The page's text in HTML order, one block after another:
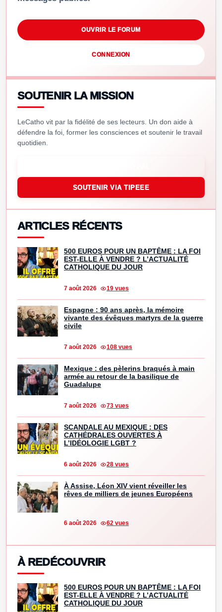
OUVRIR LE FORUM
CONNEXION
SOUTENIR LA MISSION
LeCatho vit par la fidélité de ses lecteurs. Un don aide à
défendre la foi, former les consciences et soutenir le travail
quotidien.
SOUTENIR VIA TIPEEE
ARTICLES RÉCENTS
500 EUROS POUR UN BAPTÊME : LA FOI
EST-ELLE À VENDRE ? L’ACTUALITÉ
CATHOLIQUE DU JOUR
7 août 2026 19 vues
Espagne : 90 ans après, la mémoire
vivante des évêques martyrs de la guerre
civile
7 août 2026 108 vues
Mexique : des pèlerins braqués à main
armée au retour de la basilique de
Guadalupe
7 août 2026 73 vues
SCANDALE AU MEXIQUE : DES
CATHÉDRALES OUVERTES À
L’IDÉOLOGIE LGBT ?
6 août 2026 28 vues
À Assise, Léon XIV vient réveiller les
rêves de milliers de jeunes Européens
6 août 2026 62 vues
À REDÉCOUVRIR
500 EUROS POUR UN BAPTÊME : LA FOI
EST-ELLE À VENDRE ? L’ACTUALITÉ
CATHOLIQUE DU JOUR